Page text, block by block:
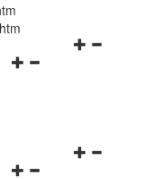
Navigationsmenü
Navigationsmenü